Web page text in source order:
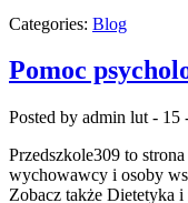
Categories: Blog
Pomoc
Posted by admin lut - 15
Przedszkole309 to
wychowawcy i osoby
Zobacz także Dietetyka